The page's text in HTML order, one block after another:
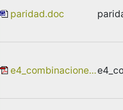
paridad.doc
e4_combinacione...